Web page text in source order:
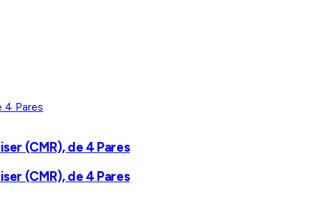
(CMR), de 4 Pares
(CMR), de 4 Pares